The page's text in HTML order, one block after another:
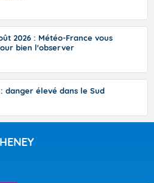
2026 : Météo-France vous
bien l'observer
danger élevé dans le Sud